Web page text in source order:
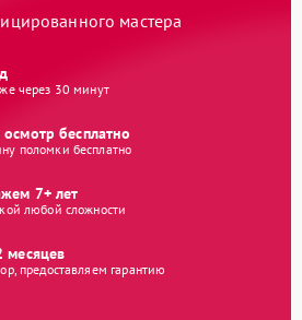
мастера
через 30 минут
бесплатно
поломки бесплатно
7+ лет
любой сложности
месяцев
предоставляем гарантию